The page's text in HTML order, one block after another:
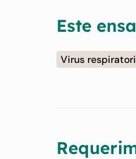
Este
Virus